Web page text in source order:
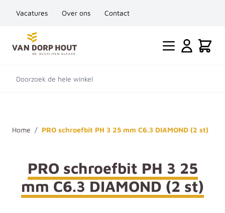
Vacatures Over ons Contact
Ga naar de inhoud
Cart
Doorzoek de hele winkel
Home / PRO schroefbit PH 3 25 mm C6.3 DIAMOND (2 st)
PRO schroefbit PH 3 25
mm C6.3 DIAMOND (2 st)